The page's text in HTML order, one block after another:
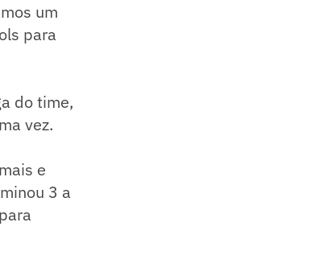
um
para
do time,
vez.
e
3 a